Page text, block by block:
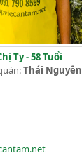
Ty - 58 Tuổi
Thái Nguyên